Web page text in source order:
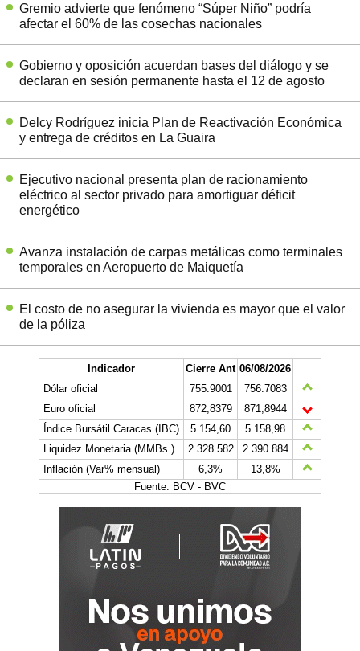
Gremio advierte que fenómeno “Súper Niño” podría
afectar el 60% de las cosechas nacionales
Gobierno y oposición acuerdan bases del diálogo y se
declaran en sesión permanente hasta el 12 de agosto
Delcy Rodríguez inicia Plan de Reactivación Económica
y entrega de créditos en La Guaira
Ejecutivo nacional presenta plan de racionamiento
eléctrico al sector privado para amortiguar déficit
energético
Avanza instalación de carpas metálicas como terminales
temporales en Aeropuerto de Maiquetía
El costo de no asegurar la vivienda es mayor que el valor
de la póliza
Indicador Cierre Ant 06/08/2026
Dólar oficial
755.9001
756.7083
Euro oficial
872,8379
871,8944
Índice Bursátil Caracas (IBC)
5.154,60
5.158,98
Liquidez Monetaria (MMBs.)
2.328.582
2.390.884
Inflación (Var% mensual)
6,3%
13,8%
Fuente: BCV - BVC